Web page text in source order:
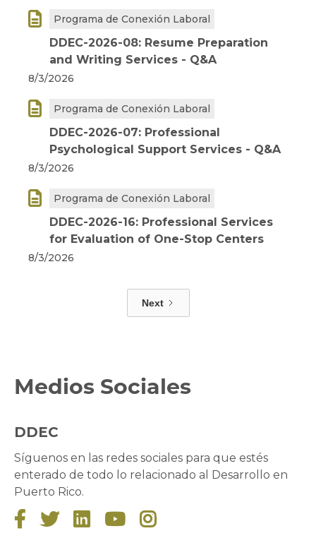
 Programa de Conexión Laboral
DDEC-2026-08: Resume Preparation
and Writing Services - Q&A
8/3/2026
 Programa de Conexión Laboral
DDEC-2026-07: Professional
Psychological Support Services - Q&A
8/3/2026
 Programa de Conexión Laboral
DDEC-2026-16: Professional Services
for Evaluation of One-Stop Centers
8/3/2026
Next
Medios Sociales
DDEC
Síguenos en las redes sociales para que estés
enterado de todo lo relacionado al Desarrollo en
Puerto Rico.
    